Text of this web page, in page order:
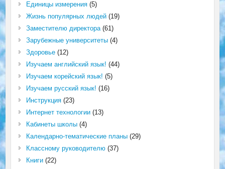
Единицы измерения(5)
Жизнь популярных людей(19)
Заместителю директора(61)
Зарубежные университеты(4)
Здоровье(12)
Изучаем английский язык! (44)
Изучаем корейский язык! (5)
Изучаем русский язык! (16)
Инструкция(23)
Интернет технологии(13)
Кабинеты школы(4)
Календарно-тематические планы(29)
Классному руководителю(37)
Книги(22)